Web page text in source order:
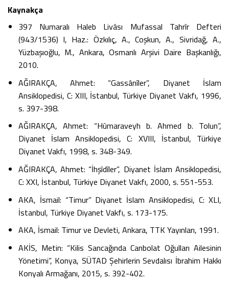
Kaynakça
397 Numaralı Haleb Livâsı Mufassal Tahrîr Defteri
(943/1536) I, Haz.: Özkılıç, A., Coşkun, A., Sivridağ, A.,
Yüzbaşıoğlu, M., Ankara, Osmanlı Arşivi Daire Başkanlığı,
2010.
AĞIRAKÇA, Ahmet: “Gassânîler”, Diyanet İslam
Ansiklopedisi, C: XIII, İstanbul, Türkiye Diyanet Vakfı, 1996,
s. 397-398.
AĞIRAKÇA, Ahmet: “Hûmaraveyh b. Ahmed b. Tolun”,
Diyanet İslam Ansiklopedisi, C: XVIII, İstanbul, Türkiye
Diyanet Vakfı, 1998, s. 348-349.
AĞIRAKÇA, Ahmet: “İhşîdîler”, Diyanet İslam Ansiklopedisi,
C: XXI, İstanbul, Türkiye Diyanet Vakfı, 2000, s. 551-553.
AKA, İsmail: “Timur” Diyanet İslam Ansiklopedisi, C: XLI,
İstanbul, Türkiye Diyanet Vakfı, s. 173-175.
AKA, İsmail: Timur ve Devleti, Ankara, TTK Yayınları, 1991.
AKİS, Metin: “Kilis Sancağında Canbolat Oğulları Ailesinin
Yönetimi”, Konya, SÜTAD Şehirlerin Sevdalısı İbrahim Hakkı
Konyalı Armağanı, 2015, s. 392-402.